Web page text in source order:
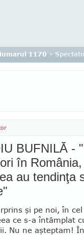
1170 ›
BUFNILĂ -
în
au tendinţa
şi pe noi, în
ce s-a întâmplat
Nu ne aş­tep­tam!